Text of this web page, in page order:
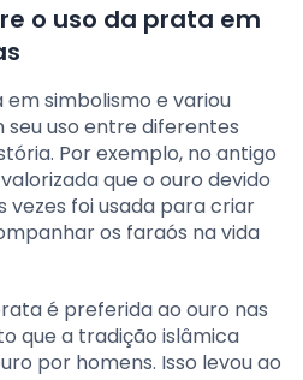
o uso da prata em
simbolismo e variou
uso entre diferentes
Por exemplo, no antigo
que o ouro devido
vezes foi usada para criar
os faraós na vida
é preferida ao ouro nas
que a tradição islâmica
por homens. Isso levou ao